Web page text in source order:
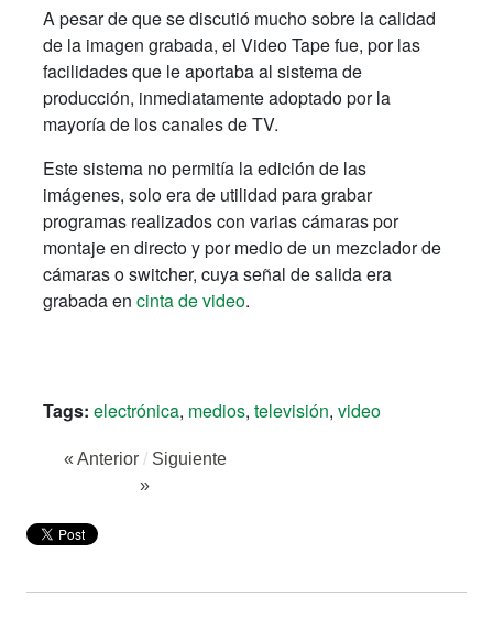
A pesar de que se discutió mucho sobre la calidad
de la imagen grabada, el Video Tape fue, por las
facilidades que le aportaba al sistema de
producción, inmediatamente adoptado por la
mayoría de los canales de TV.
Este sistema no permitía la edición de las
imágenes, solo era de utilidad para grabar
programas realizados con varias cámaras por
montaje en directo y por medio de un mezclador de
cámaras o switcher, cuya señal de salida era
grabada en cinta de video.
Tags: electrónica, medios, televisión, video
« Anterior / Siguiente
»